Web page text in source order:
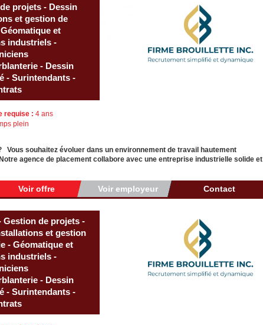
projets - Dessin
et gestion de
et
industriels -
- Dessin
- Surintendants -
requise : 4 ans
plein
Vous souhaitez évoluer dans un environnement de travail hautement
agence de placement collabore avec une entreprise industrielle solide et
Voir offre Voir employeur Contact
Gestion de projets -
et gestion
- Géomatique et
industriels -
- Dessin
- Surintendants -